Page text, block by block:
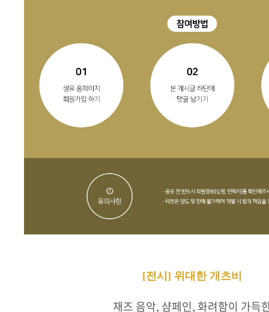
[전시] 위대한 개츠비
재즈 음악, 샴페인, 화려함이 가득